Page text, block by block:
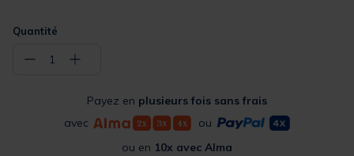
Quantité
− 1 +
Payez en plusieurs fois sans frais
avec
ou
ou en 10x avec Alma